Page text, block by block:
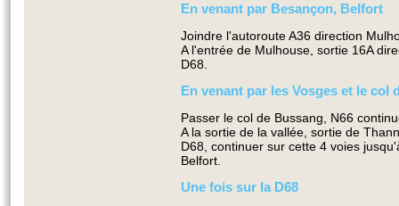
En venant par Besançon, Belfort
Joindre l'autoroute A36 direction
A l'entrée de Mulhouse, sortie 16A
D68.
En venant par les Vosges et le col
Passer le col de Bussang, N66
A la sortie de la vallée, sortie de
D68, continuer sur cette 4 voies
Belfort.
Une fois sur la D68